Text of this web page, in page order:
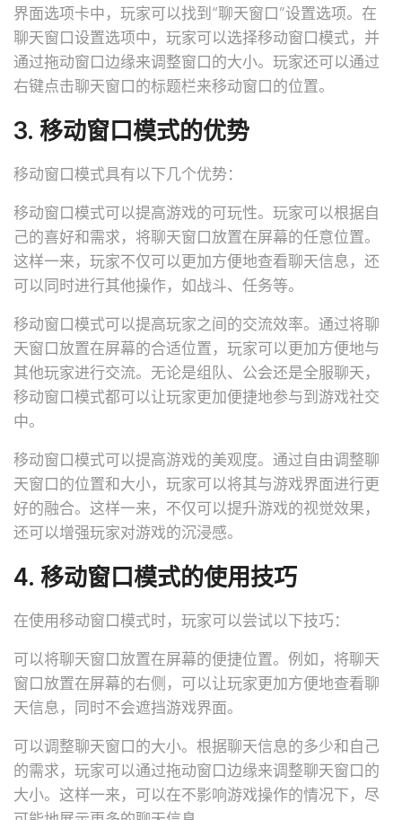
界面选项卡中，玩家可以找到“聊天窗口”设置选项。在
聊天窗口设置选项中，玩家可以选择移动窗口模式，并
通过拖动窗口边缘来调整窗口的大小。玩家还可以通过
右键点击聊天窗口的标题栏来移动窗口的位置。
3. 移动窗口模式的优势
移动窗口模式具有以下几个优势：
移动窗口模式可以提高游戏的可玩性。玩家可以根据自
己的喜好和需求，将聊天窗口放置在屏幕的任意位置。
这样一来，玩家不仅可以更加方便地查看聊天信息，还
可以同时进行其他操作，如战斗、任务等。
移动窗口模式可以提高玩家之间的交流效率。通过将聊
天窗口放置在屏幕的合适位置，玩家可以更加方便地与
其他玩家进行交流。无论是组队、公会还是全服聊天，
移动窗口模式都可以让玩家更加便捷地参与到游戏社交
中。
移动窗口模式可以提高游戏的美观度。通过自由调整聊
天窗口的位置和大小，玩家可以将其与游戏界面进行更
好的融合。这样一来，不仅可以提升游戏的视觉效果，
还可以增强玩家对游戏的沉浸感。
4. 移动窗口模式的使用技巧
在使用移动窗口模式时，玩家可以尝试以下技巧：
可以将聊天窗口放置在屏幕的便捷位置。例如，将聊天
窗口放置在屏幕的右侧，可以让玩家更加方便地查看聊
天信息，同时不会遮挡游戏界面。
可以调整聊天窗口的大小。根据聊天信息的多少和自己
的需求，玩家可以通过拖动窗口边缘来调整聊天窗口的
大小。这样一来，可以在不影响游戏操作的情况下，尽